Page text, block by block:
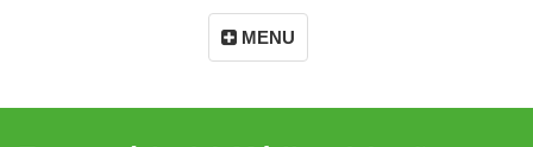
MENU